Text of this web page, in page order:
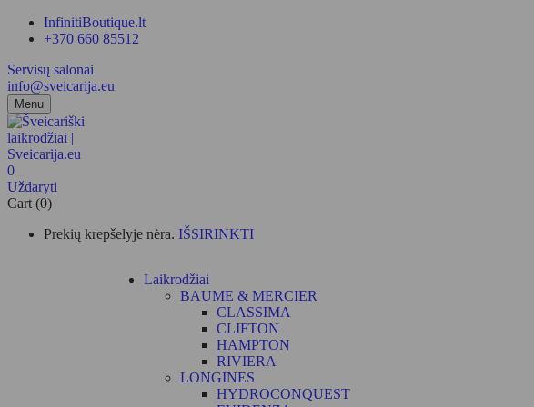
InfinitiBoutique.lt
+370 660 85512
Servisų salonai
info@sveicarija.eu
Menu
0
Uždaryti
Cart (0)
Prekių krepšelyje nėra. IŠSIRINKTI
Laikrodžiai
BAUME & MERCIER
CLASSIMA
CLIFTON
HAMPTON
RIVIERA
LONGINES
HYDROCONQUEST